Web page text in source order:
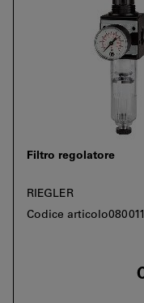
Filtro regolatore
RIEGLER
Codice articolo080011